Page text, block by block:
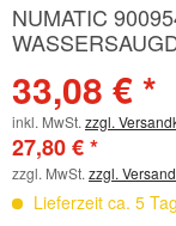
NUMATIC
33,08 € *
inkl. MwSt. zzgl.
27,80 € *
zzgl. MwSt. zzgl.
Lieferzeit ca. 5